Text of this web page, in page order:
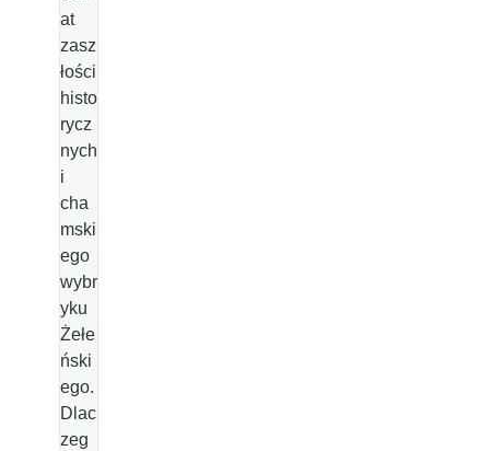
at
zasz
łości
histo
rycz
nych
i
cha
mski
ego
wybr
yku
Żełe
ński
ego.
Dlac
zeg